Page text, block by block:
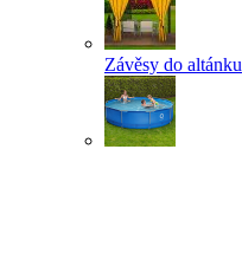
Závěsy do altánku